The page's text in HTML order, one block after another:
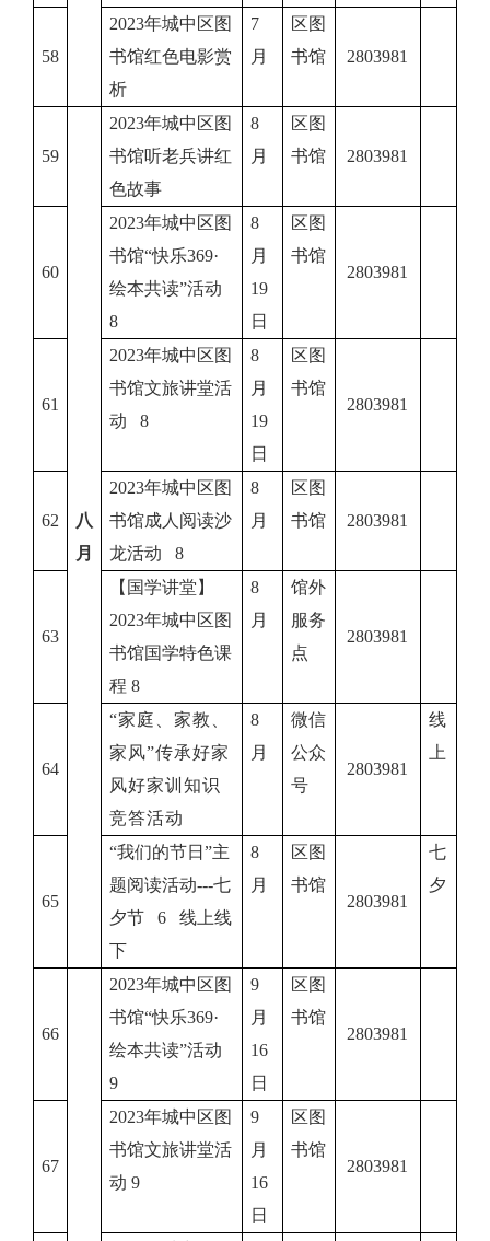
58
2023年城中区图
书馆红色电影赏
析
7
月
区图
书馆
2803981
59
八
月
2023年城中区图
书馆听老兵讲红
色故事
8
月
区图
书馆
2803981
60
2023年城中区图
书馆“快乐369·
绘本共读”活动
8
8
月
19
日
区图
书馆
2803981
61
2023年城中区图
书馆文旅讲堂活
动 8
8
月
19
日
区图
书馆
2803981
62
2023年城中区图
书馆成人阅读沙
龙活动 8
8
月
区图
书馆
2803981
63
【国学讲堂】
2023年城中区图
书馆国学特色课
程 8
8
月
馆外
服务
点
2803981
64
“家庭、家教、
家风”传承好家
风好家训知识
竞答活动
8
月
微信
公众
号
2803981
线
上
65
“我们的节日”主
题阅读活动---七
夕节 6 线上线
下
8
月
区图
书馆
2803981
七
夕
66
2023年城中区图
书馆“快乐369·
绘本共读”活动
9
9
月
16
日
区图
书馆
2803981
67
2023年城中区图
书馆文旅讲堂活
动 9
9
月
16
日
区图
书馆
2803981